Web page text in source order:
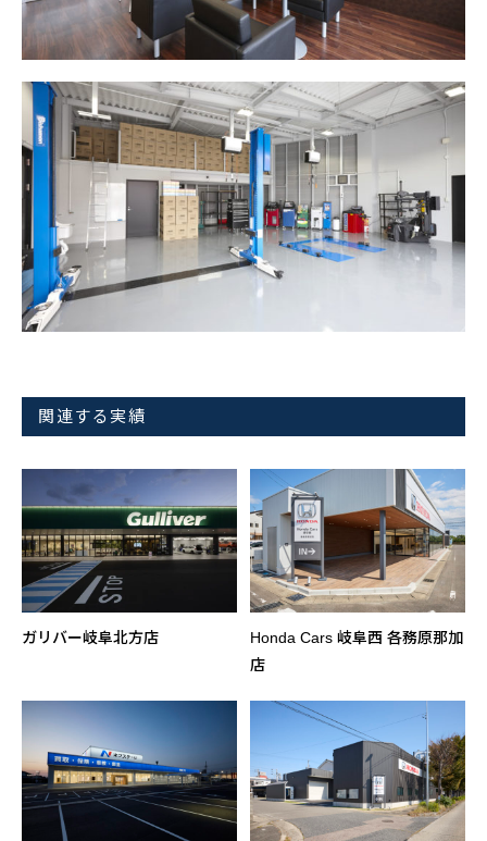
関連する実績
ガリバー岐阜北方店
Honda Cars 岐阜西 各務原那加
店